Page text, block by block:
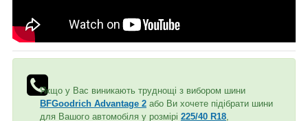
Якщо у Вас виникають труднощі з вибором шини
BFGoodrich Advantage 2 або Ви хочете підібрати шини
для Вашого автомобіля у розмірі 225/40 R18